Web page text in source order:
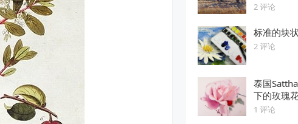
2 评论
标准的块
2 评论
泰国
下的玫瑰
1 评论